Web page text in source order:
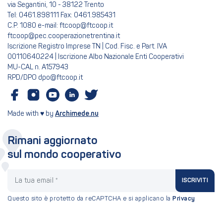
via Segantini, 10 - 38122 Trento
Tel: 0461.898111 Fax: 0461.985431
C.P. 1080 e-mail: ftcoop@ftcoop.it
ftcoop@pec.cooperazionetrentina.it
Iscrizione Registro Imprese TN | Cod. Fisc. e Part. IVA
00110640224 | Iscrizione Albo Nazionale Enti Cooperativi
MU-CAL n. A157943
RPD/DPO dpo@ftcoop.it
Made with ♥ by Archimede.nu
Rimani aggiornato
sul mondo cooperativo
ISCRIVITI
Questo sito è protetto da reCAPTCHA e si applicano la Privacy